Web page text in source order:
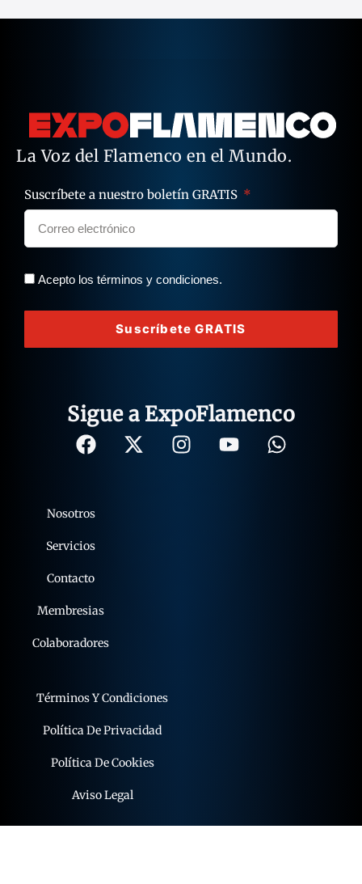
La Voz del Flamenco en el Mundo.
Suscríbete a nuestro boletín GRATIS
Acepto los términos y condiciones.
Suscríbete GRATIS
Sigue a ExpoFlamenco
Términos Y Condiciones
Política De Privacidad
Política De Cookies
Aviso Legal
Nosotros
Servicios
Contacto
Membresias
Colaboradores